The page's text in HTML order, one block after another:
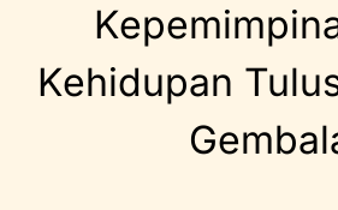
c
e
b
itt
er
ai
l
at
s
A
p
tF
ri
e
n
Kehidupan